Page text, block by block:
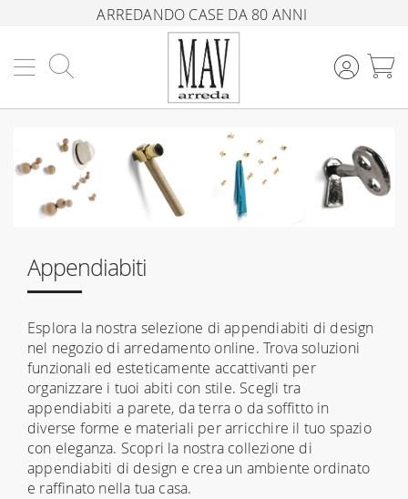
ARREDANDO CASE DA 80 ANNI
Appendiabiti
Esplora la nostra selezione di appendiabiti di design
nel negozio di arredamento online. Trova soluzioni
funzionali ed esteticamente accattivanti per
organizzare i tuoi abiti con stile. Scegli tra
appendiabiti a parete, da terra o da soffitto in
diverse forme e materiali per arricchire il tuo spazio
con eleganza. Scopri la nostra collezione di
appendiabiti di design e crea un ambiente ordinato
e raffinato nella tua casa.